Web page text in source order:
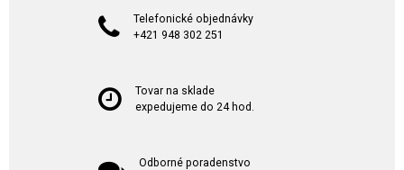
Telefonické objednávky
+421 948 302 251
Tovar na sklade
expedujeme do 24 hod.
Odborné poradenstvo